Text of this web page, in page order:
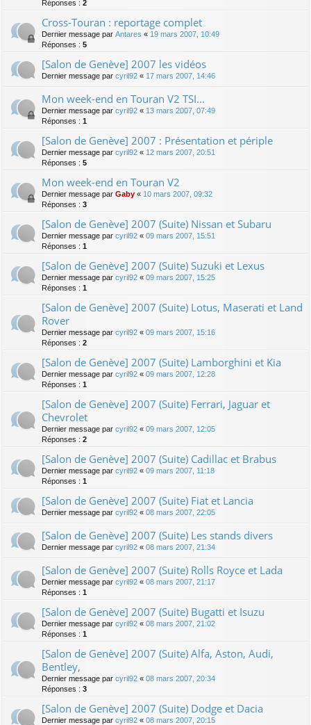
Réponses : 2
Cross-Touran : reportage complet
Dernier message par Antares « 19 mars 2007, 10:49
Réponses : 5
[Salon de Genève] 2007 les vidéos
Dernier message par cyril92 « 17 mars 2007, 14:46
Mon week-end en Touran V2 TSI...
Dernier message par cyril92 « 13 mars 2007, 07:49
Réponses : 1
[Salon de Genève] 2007 : Présentation et périple
Dernier message par cyril92 « 12 mars 2007, 20:51
Réponses : 5
Mon week-end en Touran V2
Dernier message par Gaby « 10 mars 2007, 09:32
Réponses : 3
[Salon de Genève] 2007 (Suite) Nissan et Subaru
Dernier message par cyril92 « 09 mars 2007, 15:51
Réponses : 1
[Salon de Genève] 2007 (Suite) Suzuki et Lexus
Dernier message par cyril92 « 09 mars 2007, 15:25
Réponses : 1
[Salon de Genève] 2007 (Suite) Lotus, Maserati et Land
Rover
Dernier message par cyril92 « 09 mars 2007, 15:16
Réponses : 2
[Salon de Genève] 2007 (Suite) Lamborghini et Kia
Dernier message par cyril92 « 09 mars 2007, 12:28
Réponses : 1
[Salon de Genève] 2007 (Suite) Ferrari, Jaguar et
Chevrolet
Dernier message par cyril92 « 09 mars 2007, 12:05
Réponses : 2
[Salon de Genève] 2007 (Suite) Cadillac et Brabus
Dernier message par cyril92 « 09 mars 2007, 11:18
Réponses : 1
[Salon de Genève] 2007 (Suite) Fiat et Lancia
Dernier message par cyril92 « 08 mars 2007, 22:05
[Salon de Genève] 2007 (Suite) Les stands divers
Dernier message par cyril92 « 08 mars 2007, 21:34
[Salon de Genève] 2007 (Suite) Rolls Royce et Lada
Dernier message par cyril92 « 08 mars 2007, 21:17
Réponses : 1
[Salon de Genève] 2007 (Suite) Bugatti et Isuzu
Dernier message par cyril92 « 08 mars 2007, 21:02
Réponses : 1
[Salon de Genève] 2007 (Suite) Alfa, Aston, Audi,
Bentley,
Dernier message par cyril92 « 08 mars 2007, 20:34
Réponses : 3
[Salon de Genève] 2007 (Suite) Dodge et Dacia
Dernier message par cyril92 « 08 mars 2007, 20:15